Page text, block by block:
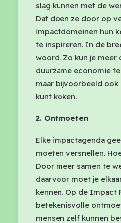
slag kunnen met de
Dat doen ze door op
impactdomeinen hun
te inspireren. In de
woord. Zo kun je meer
duurzame economie
maar bijvoorbeeld ook
kunt koken.
2. Ontmoeten
Elke impactagenda
moeten versnellen.
Door meer samen te
daarvoor moet je
kennen. Op de Impact
betekenisvolle
mensen zelf kunnen